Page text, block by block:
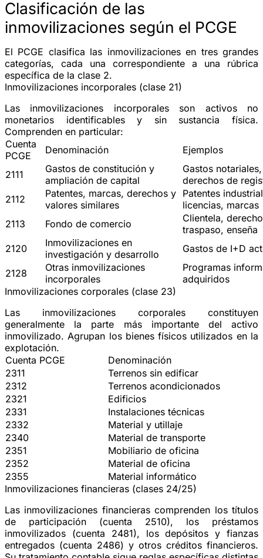
Clasificación de las
inmovilizaciones según el PCGE
El PCGE clasifica las inmovilizaciones en tres grandes
categorías, cada una correspondiente a una rúbrica
específica de la clase 2.
Inmovilizaciones incorporales (clase 21)
Las inmovilizaciones incorporales son activos no
monetarios identificables y sin sustancia física.
Comprenden en particular:
Cuenta
PCGE
Denominación Ejemplos
2111
Gastos de constitución y
ampliación de capital
Gastos notariales,
derechos de
2112
Patentes, marcas, derechos y
valores similares
Patentes
licencias, marcas
2113
Fondo de comercio
Clientela,
traspaso, enseña
2120
Inmovilizaciones en
investigación y desarrollo
Gastos de I+D
2128
Otras inmovilizaciones
incorporales
Programas
adquiridos
Inmovilizaciones corporales (clase 23)
Las inmovilizaciones corporales constituyen
generalmente la parte más importante del activo
inmovilizado. Agrupan los bienes físicos utilizados en la
explotación.
Cuenta PCGE
Denominación
2311
Terrenos sin edificar
2312
Terrenos acondicionados
2321
Edificios
2331
Instalaciones técnicas
2332
Material y utillaje
2340
Material de transporte
2351
Mobiliario de oficina
2352
Material de oficina
2355
Material informático
Inmovilizaciones financieras (clases 24/25)
Las inmovilizaciones financieras comprenden los títulos
de participación (cuenta 2510), los préstamos
inmovilizados (cuenta 2481), los depósitos y fianzas
entregados (cuenta 2486) y otros créditos financieros.